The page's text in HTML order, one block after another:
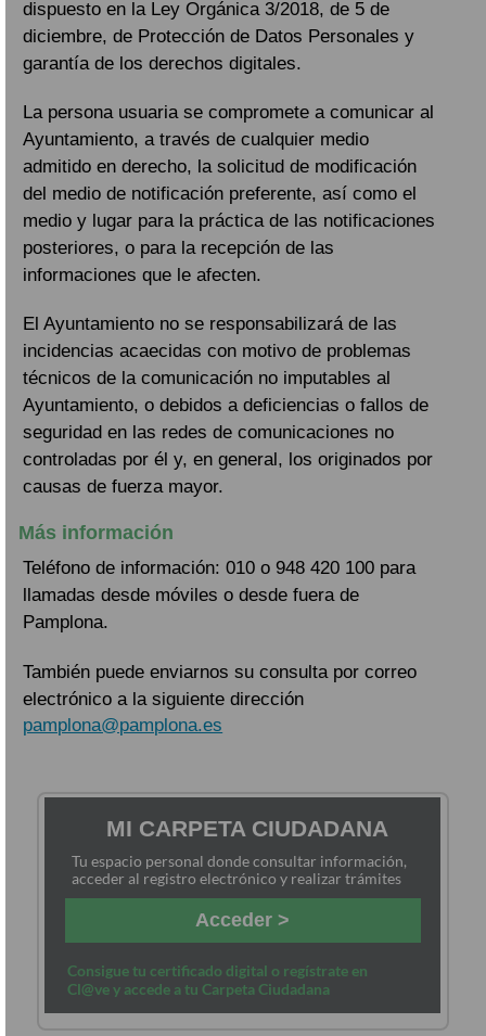
dispuesto en la Ley Orgánica 3/2018, de 5 de
diciembre, de Protección de Datos Personales y
garantía de los derechos digitales.
La persona usuaria se compromete a comunicar al
Ayuntamiento, a través de cualquier medio
admitido en derecho, la solicitud de modificación
del medio de notificación preferente, así como el
medio y lugar para la práctica de las notificaciones
posteriores, o para la recepción de las
informaciones que le afecten.
El Ayuntamiento no se responsabilizará de las
incidencias acaecidas con motivo de problemas
técnicos de la comunicación no imputables al
Ayuntamiento, o debidos a deficiencias o fallos de
seguridad en las redes de comunicaciones no
controladas por él y, en general, los originados por
causas de fuerza mayor.
Más información
Teléfono de información: 010 o 948 420 100 para
llamadas desde móviles o desde fuera de
Pamplona.
También puede enviarnos su consulta por correo
electrónico a la siguiente dirección
pamplona@pamplona.es
MI CARPETA CIUDADANA
Tu espacio personal donde consultar información,
acceder al registro electrónico y realizar trámites
Acceder >
Consigue tu certificado digital o regístrate en
Cl@ve y accede a tu Carpeta Ciudadana